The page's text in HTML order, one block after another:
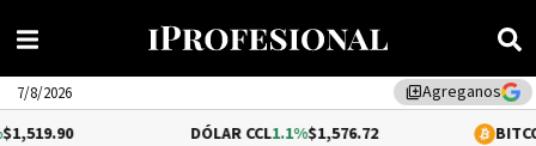
library_addAgreganos
7/8/2026
1.1%$1,576.72 -0.18%